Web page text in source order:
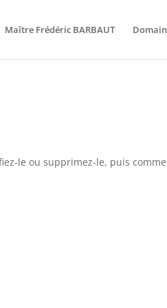
Maître Frédéric BARBAUT
le ou supprimez-le, puis